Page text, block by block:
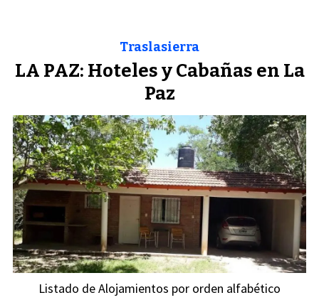
LA PAZ: Hoteles y Cabañas en La
Paz
Traslasierra
Listado de Alojamientos por orden alfabético